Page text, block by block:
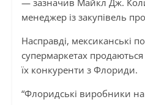
— зазначив Майкл Дж.
менеджер із закупівель
Насправді, мексиканські
супермаркетах
їх конкуренти з Флориди.
“Флоридські виробники